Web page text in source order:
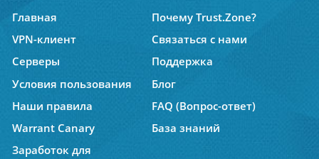
Главная
Почему Trust.Zone?
VPN-клиент
Связаться с нами
Серверы
Поддержка
Условия пользования
Блог
Наши правила
FAQ (Вопрос-ответ)
Warrant Canary
База знаний
Заработок для